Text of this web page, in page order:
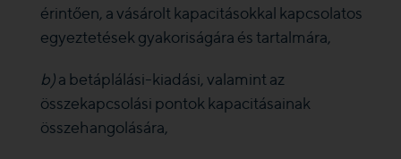
érintően, a vásárolt kapacitásokkal kapcsolatos
egyeztetések gyakoriságára és tartalmára,
b)a betáplálási-kiadási, valamint az
összekapcsolási pontok kapacitásainak
összehangolására,